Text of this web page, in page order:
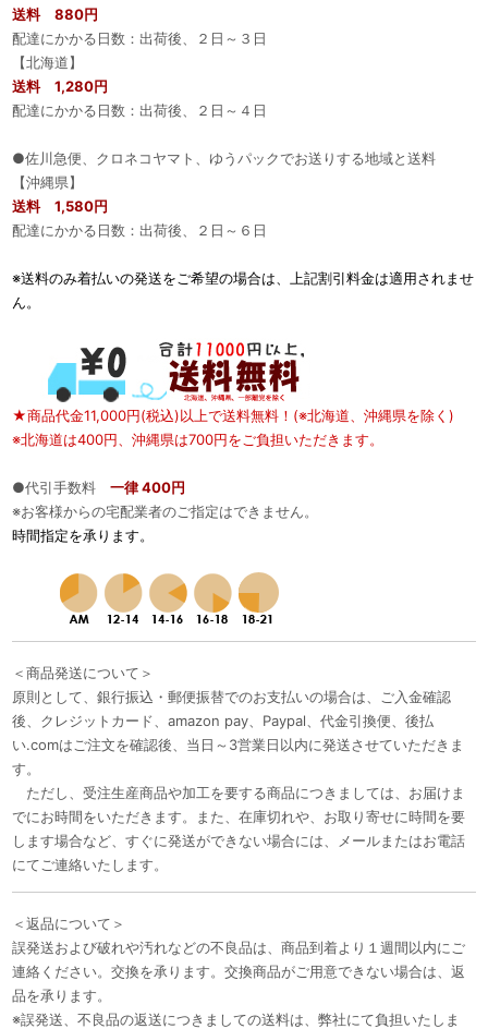
送料 880円
配達にかかる日数：出荷後、２日～３日
【北海道】
送料 1,280円
配達にかかる日数：出荷後、２日～４日
●佐川急便、クロネコヤマト、ゆうパックでお送りする地域と送料
【沖縄県】
送料 1,580円
配達にかかる日数：出荷後、２日～６日
※送料のみ着払いの発送をご希望の場合は、上記割引料金は適用されませ
ん。
★商品代金11,000円(税込)以上で送料無料！(※北海道、沖縄県を除く)
※北海道は400円、沖縄県は700円をご負担いただきます。
●代引手数料 一律 400円
※お客様からの宅配業者のご指定はできません。
時間指定を承ります。
＜商品発送について＞
原則として、銀行振込・郵便振替でのお支払いの場合は、ご入金確認
後、クレジットカード、amazon pay、Paypal、代金引換便、後払
い.comはご注文を確認後、当日～3営業日以内に発送させていただきま
す。
ただし、受注生産商品や加工を要する商品につきましては、お届けま
でにお時間をいただきます。また、在庫切れや、お取り寄せに時間を要
します場合など、すぐに発送ができない場合には、メールまたはお電話
にてご連絡いたします。
＜返品について＞
誤発送および破れや汚れなどの不良品は、商品到着より１週間以内にご
連絡ください。交換を承ります。交換商品がご用意できない場合は、返
品を承ります。
※誤発送、不良品の返送につきましての送料は、弊社にて負担いたしま